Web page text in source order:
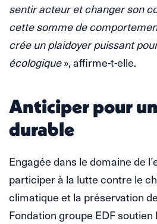
sentir acteur et changer son
cette somme de
crée un plaidoyer puissant
écologique», affirme-t-elle.
Anticiper pour
durable
Engagée dans le domaine de
participer à la lutte contre le
climatique et la préservation
Fondation groupe EDF